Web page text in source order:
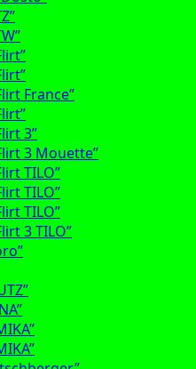
France”
3”
3 Mouette”
TILO”
TILO”
TILO”
3 TILO”